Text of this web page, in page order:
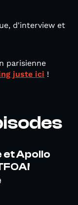
d'interview et
parisienne
juste ici !
et Apollo